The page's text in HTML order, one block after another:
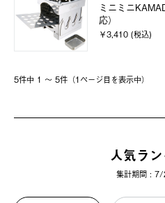
ミニミニ
応）
￥3,410 (税込)
5件中 1 〜 5件（1ページ⽬を表⽰中）
人気ラ
集計期間 :